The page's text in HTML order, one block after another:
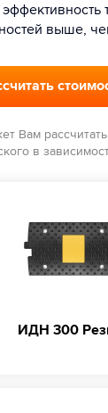
выше,
Вам
в
ИДН 300